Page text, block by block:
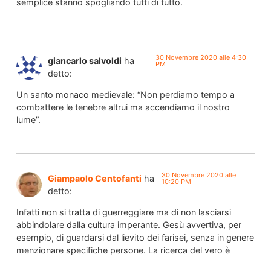
semplice stanno spogliando tutti di tutto.
giancarlo salvoldi ha
detto:
30 Novembre 2020 alle 4:30
PM
Un santo monaco medievale: “Non perdiamo tempo a
combattere le tenebre altrui ma accendiamo il nostro
lume”.
Giampaolo Centofanti ha
detto:
30 Novembre 2020 alle
10:20 PM
Infatti non si tratta di guerreggiare ma di non lasciarsi
abbindolare dalla cultura imperante. Gesù avvertiva, per
esempio, di guardarsi dal lievito dei farisei, senza in genere
menzionare specifiche persone. La ricerca del vero è